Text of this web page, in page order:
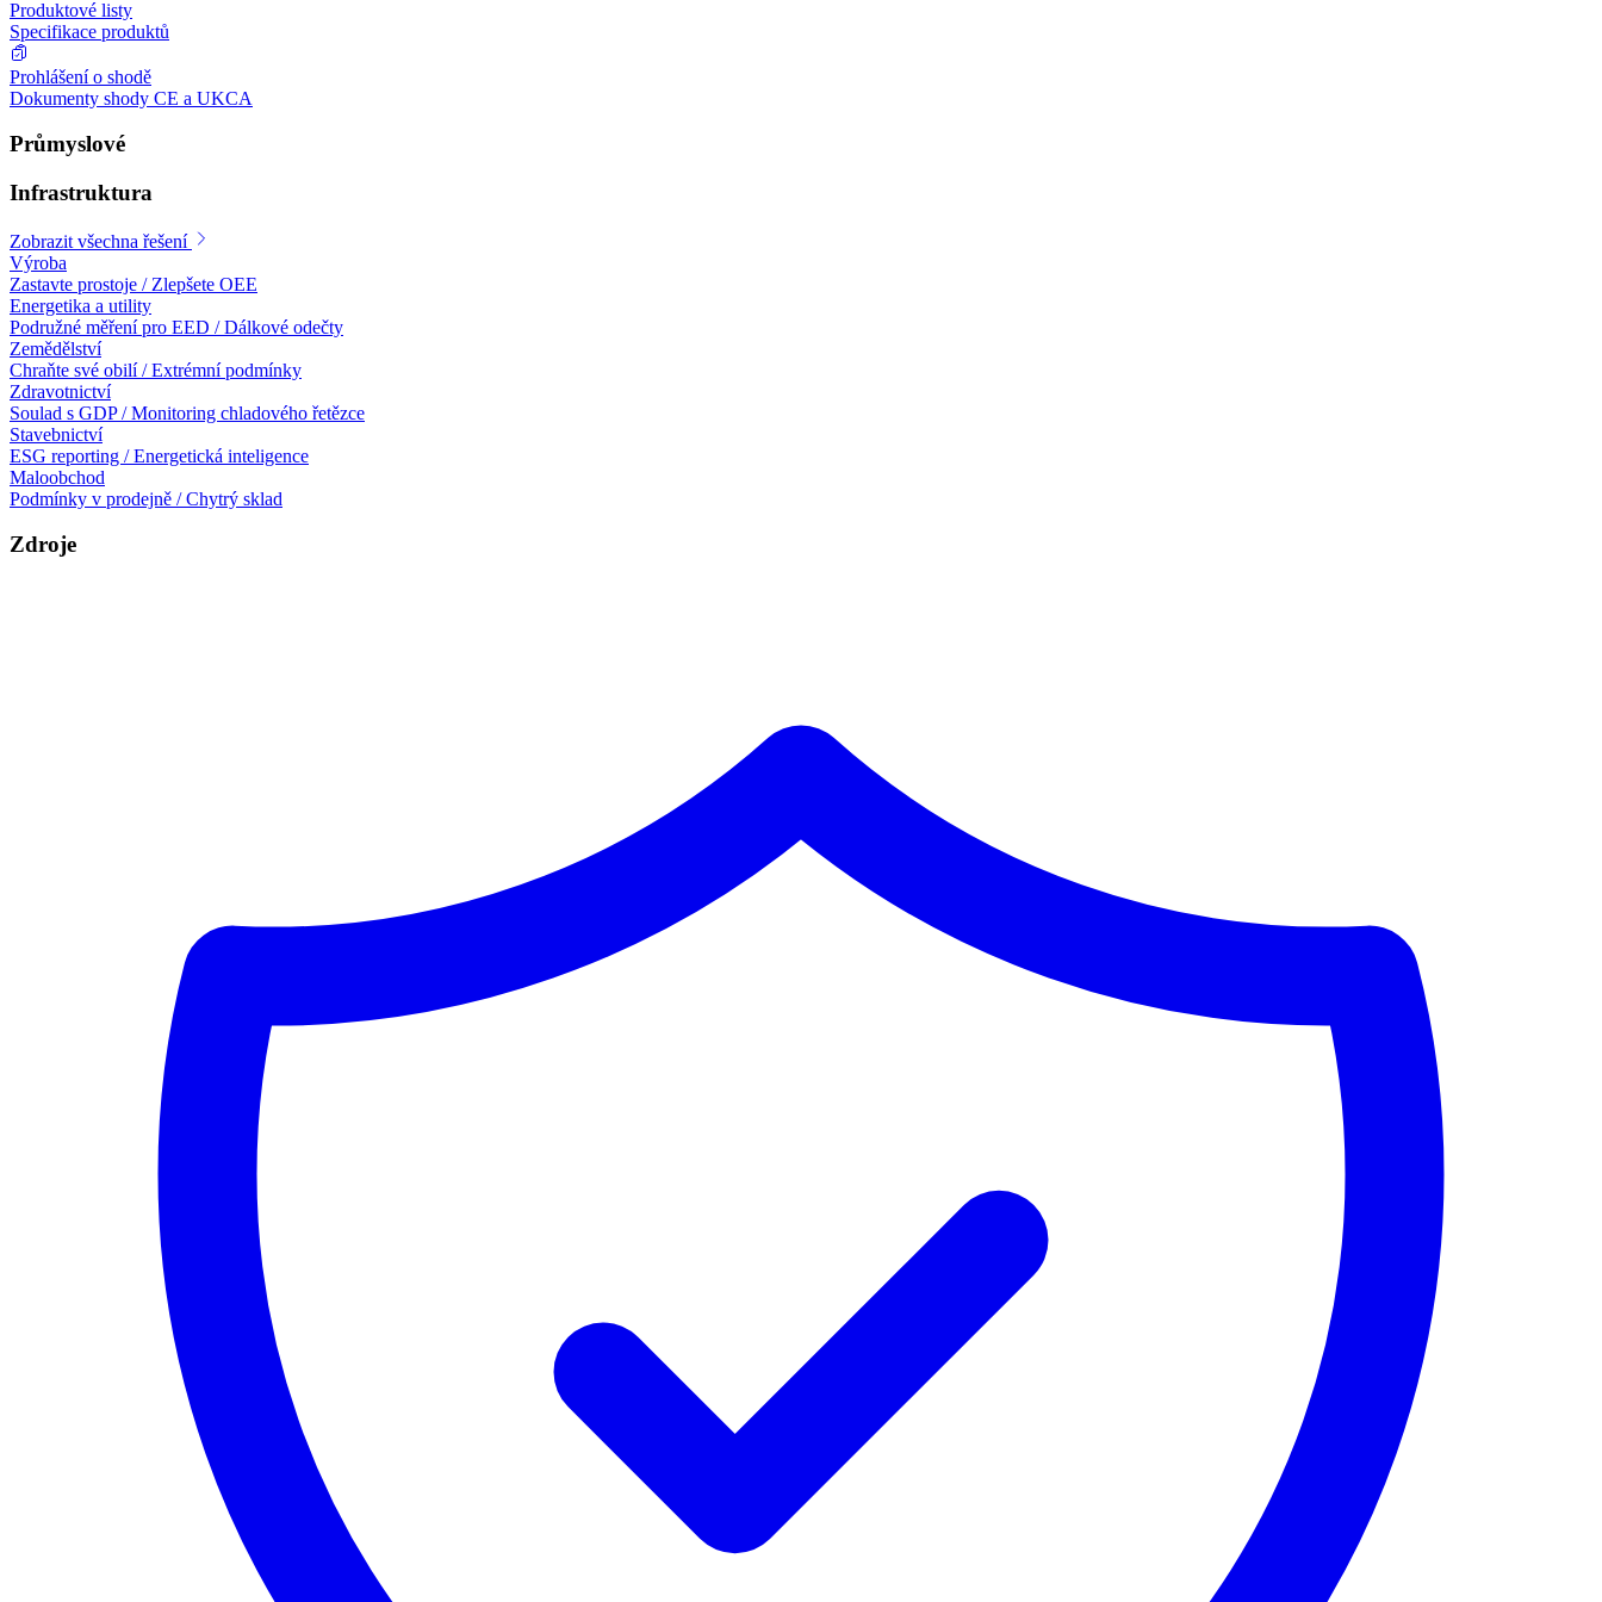
Produktové listy
Specifikace produktů
Prohlášení o shodě
Dokumenty shody CE a UKCA
Průmyslové
Infrastruktura
Zobrazit všechna řešení
Výroba
Zastavte prostoje / Zlepšete OEE
Energetika a utility
Podružné měření pro EED / Dálkové odečty
Zemědělství
Chraňte své obilí / Extrémní podmínky
Zdravotnictví
Soulad s GDP / Monitoring chladového řetězce
Stavebnictví
ESG reporting / Energetická inteligence
Maloobchod
Podmínky v prodejně / Chytrý sklad
Zdroje